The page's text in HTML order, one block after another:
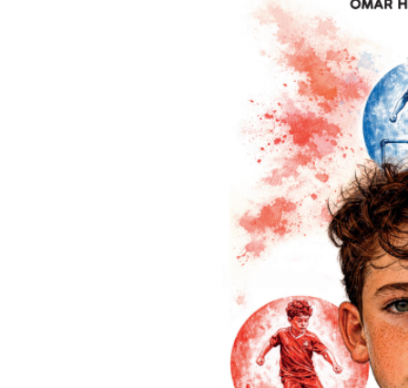
humanos como el aprendizaje vital, generar conocimiento, la
los equipos, el liderazgo y otros muchos más. Todos ellos,
que -según entiendo- son piedras angulares en las decisiones
diarias de un entrenador en relación con el jugador. "Este no
aporta técnicas y recetas, pero sí preguntas reflexivas e
mismo y tu proceso como entrenador".